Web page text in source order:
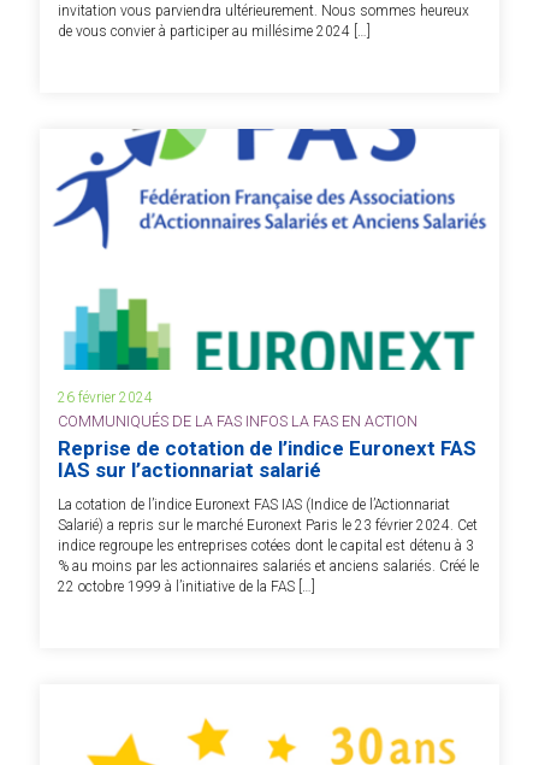
invitation vous parviendra ultérieurement. Nous sommes heureux
de vous convier à participer au millésime 2024 […]
26 février 2024
COMMUNIQUÉS DE LA FAS INFOS LA FAS EN ACTION
Reprise de cotation de l’indice Euronext FAS
IAS sur l’actionnariat salarié
La cotation de l’indice Euronext FAS IAS (Indice de l’Actionnariat
Salarié) a repris sur le marché Euronext Paris le 23 février 2024. Cet
indice regroupe les entreprises cotées dont le capital est détenu à 3
% au moins par les actionnaires salariés et anciens salariés. Créé le
22 octobre 1999 à l’initiative de la FAS […]